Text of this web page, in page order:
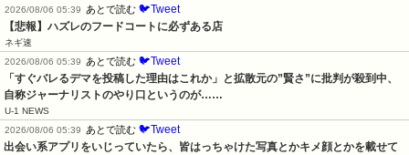
2026/08/06 05:39
あとで読む 🐦Tweet
【悲報】ハズレのフードコートに必ずある店
ネギ速
2026/08/06 05:39
あとで読む 🐦Tweet
「すぐバレるデマを投稿した理由はこれか」と拡散元の”賢さ”に批判が殺到中、
自称ジャーナリストのやり口というのが……
U-1 NEWS
2026/08/06 05:39
あとで読む 🐦Tweet
出会い系アプリをいじっていたら、皆はっちゃけた写真とかキメ顔とかを載せて